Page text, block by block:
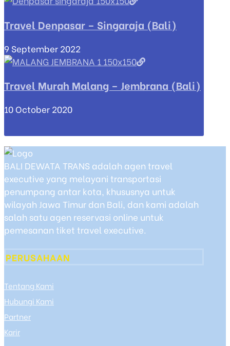
Travel Denpasar – Singaraja (Bali)
9 September 2022
Travel Murah Malang – Jembrana (Bali)
10 October 2020
BALI DEWATA TRANS adalah agen travel
executive yang melayani transportasi
penumpang antar kota, khususnya untuk
wilayah Jawa Timur dan Bali, dan kami adalah
salah satu agen reservasi online untuk
pemesanan tiket travel executive.
PERUSAHAAN
Tentang Kami
Hubungi Kami
Partner
Karir